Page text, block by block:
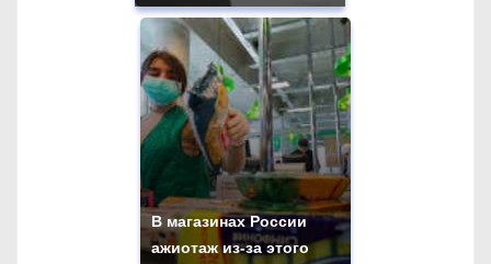
В магазинах России
ажиотаж из-за этого